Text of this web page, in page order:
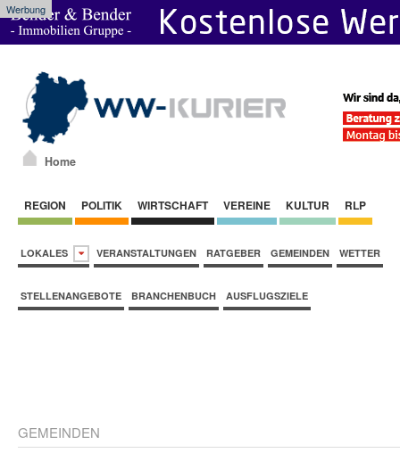
Werbung
Home
REGION POLITIK WIRTSCHAFT VEREINE KULTUR RLP
LOKALES VERANSTALTUNGEN RATGEBER GEMEINDEN WETTER
STELLENANGEBOTE BRANCHENBUCH AUSFLUGSZIELE
GEMEINDEN